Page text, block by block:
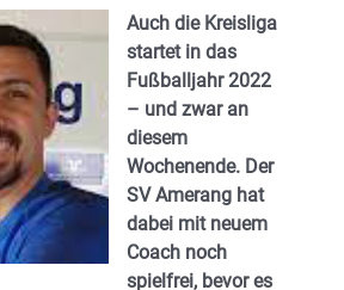
Auch die Kreisliga
startet in das
Fußballjahr 2022
– und zwar an
diesem
Wochenende. Der
SV Amerang hat
dabei mit neuem
Coach noch
spielfrei, bevor es